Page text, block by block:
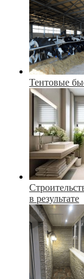
Тентовые
в результате